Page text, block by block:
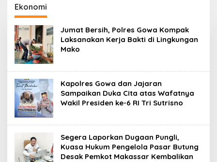
Karolog dan
Kapolresta Gowa
Ekonomi
Jumat Bersih, Polres Gowa Kompak
Laksanakan Kerja Bakti di Lingkungan
Mako
Kapolres Gowa dan Jajaran
Sampaikan Duka Cita atas Wafatnya
Wakil Presiden ke-6 RI Tri Sutrisno
Segera Laporkan Dugaan Pungli,
Kuasa Hukum Pengelola Pasar Butung
Desak Pemkot Makassar Kembalikan